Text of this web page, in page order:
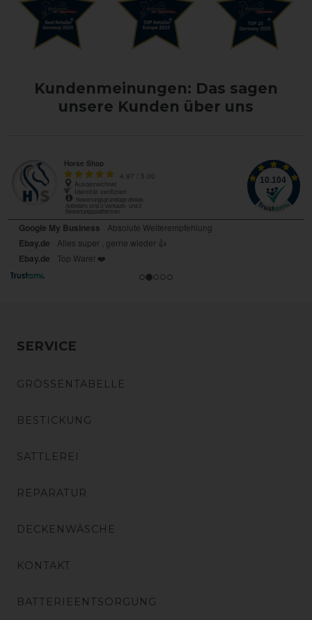
Kundenmeinungen: Das sagen
unsere Kunden über uns
SERVICE
GRÖSSENTABELLE
BESTICKUNG
SATTLEREI
REPARATUR
DECKENWÄSCHE
KONTAKT
BATTERIEENTSORGUNG